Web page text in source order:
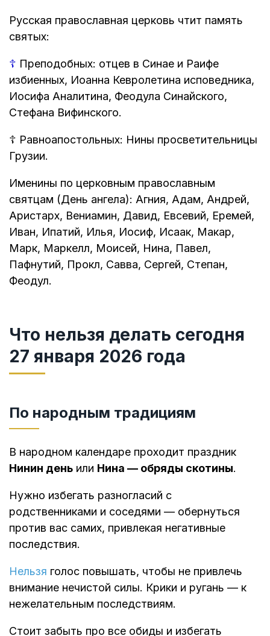
Русская православная церковь чтит память
святых:
☦ Преподобных: отцев в Синае и Раифе
избиенных, Иоанна Кевролетина исповедника,
Иосифа Аналитина, Феодула Синайского,
Стефана Вифинского.
☦ Равноапостольных: Нины просветительницы
Грузии.
Именины по церковным православным
святцам (День ангела): Агния, Адам, Андрей,
Аристарх, Вениамин, Давид, Евсевий, Еремей,
Иван, Ипатий, Илья, Иосиф, Исаак, Макар,
Марк, Маркелл, Моисей, Нина, Павел,
Пафнутий, Прокл, Савва, Сергей, Степан,
Феодул.
Что нельзя делать сегодня
27 января 2026 года
По народным традициям
В народном календаре проходит праздник
Нинин день или Нина — обряды скотины.
Нужно избегать разногласий с
родственниками и соседями — обернуться
против вас самих, привлекая негативные
последствия.
Нельзя голос повышать, чтобы не привлечь
внимание нечистой силы. Крики и ругань — к
нежелательным последствиям.
Стоит забыть про все обиды и избегать